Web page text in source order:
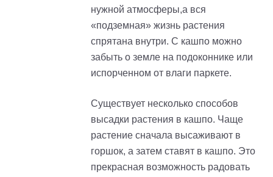
нужной атмосферы,а вся
«подземная» жизнь растения
спрятана внутри. С кашпо можно
забыть о земле на подоконнике или
испорченном от влаги паркете.
Существует несколько способов
высадки растения в кашпо. Чаще
растение сначала высаживают в
горшок, а затем ставят в кашпо. Это
прекрасная возможность радовать